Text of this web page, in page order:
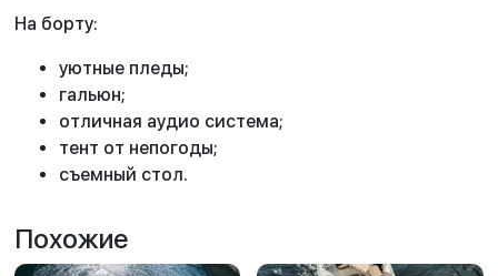
На борту:
уютные пледы;
гальюн;
отличная аудио система;
тент от непогоды;
съемный стол.
Похожие